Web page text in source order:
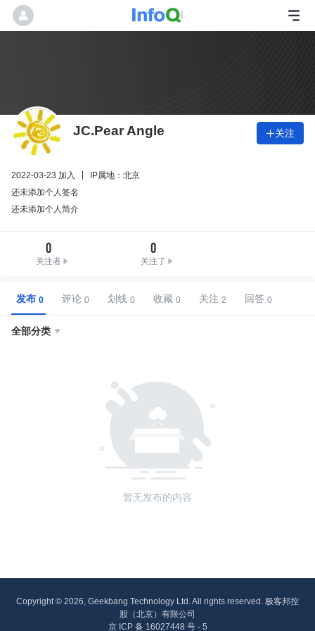
JC.Pear Angle 关注
2022-03-23 加入
IP属地：北京
还未添加个人签名
还未添加个人简介
0
关注者
0
关注了
发布 评论 划线 收藏 关注 回答
全部分类 
暂无发布的内容
Copyright © 2026, Geekbang Technology Ltd. All rights reserved. 极客邦控
股（北京）有限公司
京 ICP 备 16027448 号 - 5